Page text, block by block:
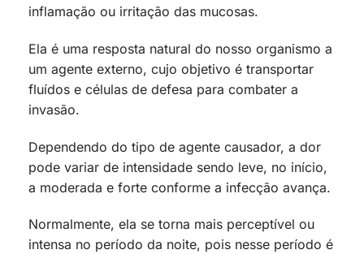
inflamação ou irritação das mucosas.
Ela é uma resposta natural do nosso organismo a
um agente externo, cujo objetivo é transportar
fluídos e células de defesa para combater a
invasão.
Dependendo do tipo de agente causador, a dor
pode variar de intensidade sendo leve, no início,
a moderada e forte conforme a infecção avança.
Normalmente, ela se torna mais perceptível ou
intensa no período da noite, pois nesse período é